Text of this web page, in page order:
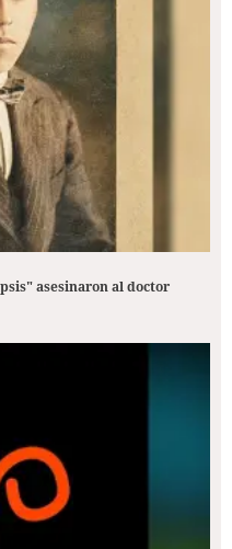
asesinaron al doctor